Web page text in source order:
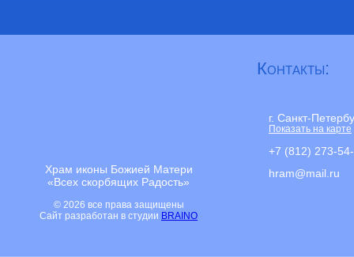
Храм иконы Божией Матери
«Всех скорбящих Радость»
© 2026 все права защищены
Сайт разработан в студии BRAINO
Контакты:
г. Санкт-
Показать на карте
+7 (812) 273-
hram@mail.ru